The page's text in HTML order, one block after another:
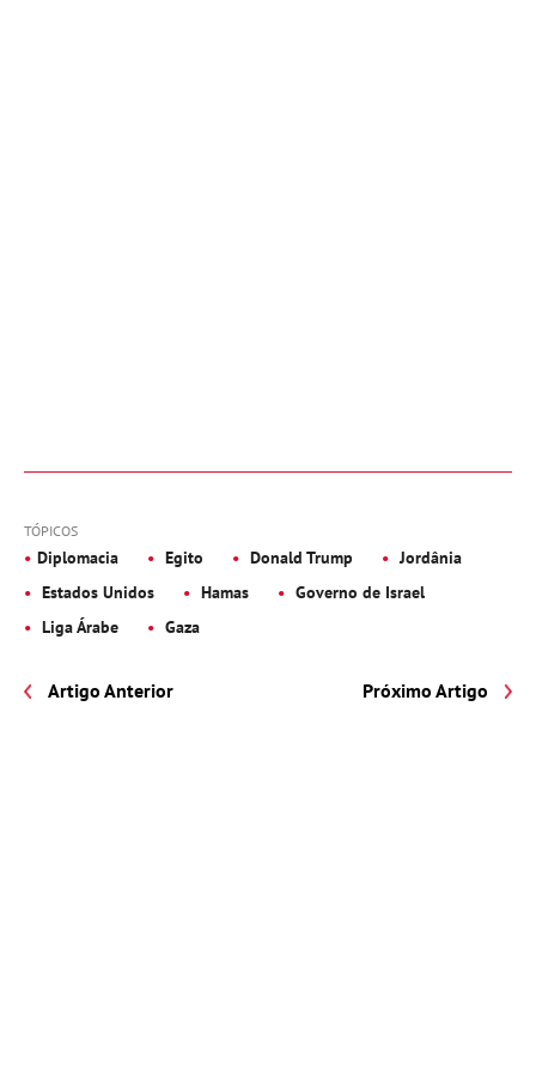
TÓPICOS
Diplomacia Egito Donald Trump
Jordânia
Estados Unidos
Hamas
Governo de Israel
Liga Árabe
Gaza
Artigo Anterior Próximo Artigo